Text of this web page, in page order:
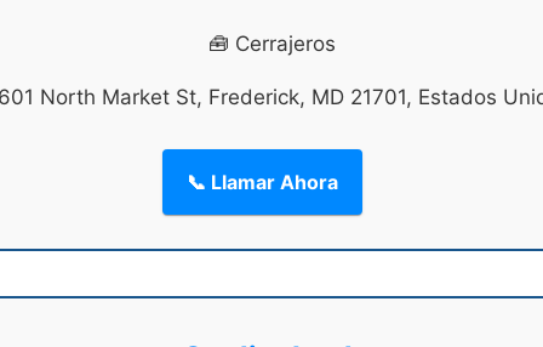
🧰 Cerrajeros
North Market St, Frederick, MD 21701, Estados
📞 Llamar Ahora